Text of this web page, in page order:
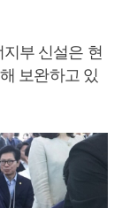
부 신설은 현
보완하고 있